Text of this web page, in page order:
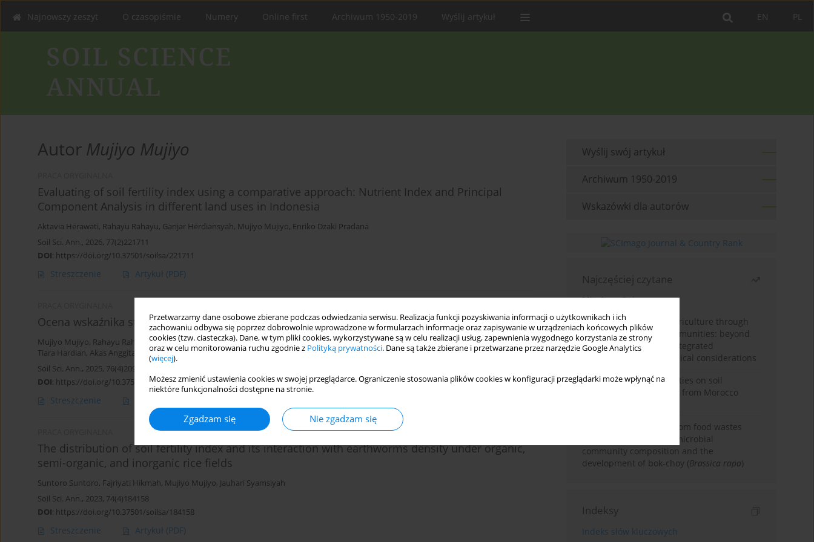
Przetwarzamy dane osobowe zbierane podczas odwiedzania serwisu. Realizacja funkcji pozyskiwania informacji o użytkownikach i ich
zachowaniu odbywa się poprzez dobrowolnie wprowadzone w formularzach informacje oraz zapisywanie w urządzeniach końcowych plików
cookies (tzw. ciasteczka). Dane, w tym pliki cookies, wykorzystywane są w celu realizacji usług, zapewnienia wygodnego korzystania ze strony
oraz w celu monitorowania ruchu zgodnie z Polityką prywatności. Dane są także zbierane i przetwarzane przez narzędzie Google Analytics
(więcej).
Możesz zmienić ustawienia cookies w swojej przeglądarce. Ograniczenie stosowania plików cookies w konfiguracji przeglądarki może wpłynąć na
niektóre funkcjonalności dostępne na stronie.
Zgadzam się Nie zgadzam się
PL
EN
Najnowszy zeszyt O czasopiśmie Numery Online first Archiwum 1950-2019 Wyślij artykuł
Autor Mujiyo Mujiyo
Evaluating of soil fertility index using a comparative approach: Nutrient Index and Principal
Component Analysis in different land uses in Indonesia
Aktavia Herawati, Rahayu Rahayu, Ganjar Herdiansyah, Mujiyo Mujiyo, Enriko Dzaki Pradana
Soil Sci. Ann., 2026, 77(2)221711
DOI: https://doi.org/10.37501/soilsa/221711
Streszczenie Artykuł (PDF)
Ocena wskaźnika stożkowości gleby w gruntach rolnych na zboczu góry Lawu, Indonezja
Mujiyo Mujiyo, Rahayu Rahayu ,Aktavia Herawati,Riskha Safira, Muhammad Rizky Romadhon,Nanda Mei Istiqomah, Viviana Irmawati,
Tiara Hardian, Akas Anggita Khalyfah Hasanah,Dwi Utari
Soil Sci. Ann., 2025, 76(4)209940
DOI: https://doi.org/10.37501/soilsa/209940
Streszczenie
The distribution of soil fertility index and its interaction with earthworms density under organic,
semi-organic, and inorganic rice fields
Suntoro Suntoro, Fajriyati Hikmah, Mujiyo Mujiyo, Jauhari Syamsiyah
Soil Sci. Ann., 2023, 74(4)184158
DOI: https://doi.org/10.37501/soilsa/184158
Streszczenie Artykuł (PDF)
Wyślij swój artykuł
Archiwum 1950-2019
Wskazówki dla autorów
Najczęściej czytane
Miesiąc
Rok
Towards sustainable agriculture through
synthetic microbial communities: beyond
multifunctional roles, integrated
applications, and ecological considerations
Impacts of mining activities on soil
properties: case studies from Morocco
Bio-organic fertilizers from food wastes
induce changes in soil microbial
community composition and the
development of bok-choy (Brassica rapa)
Indeksy
Indeks słów kluczowych